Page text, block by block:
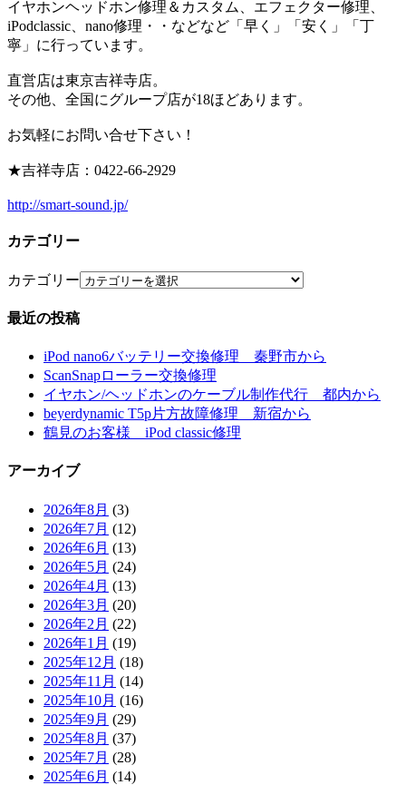
イヤホンヘッドホン修理＆カスタム、エフェクター修理、
iPodclassic、nano修理・・などなど「早く」「安く」「丁
寧」に行っています。
直営店は東京吉祥寺店。
その他、全国にグループ店が18ほどあります。
お気軽にお問い合せ下さい！
★吉祥寺店：0422-66-2929
http://smart-sound.jp/
カテゴリー
カテゴリー
最近の投稿
iPod nano6バッテリー交換修理 秦野市から
ScanSnapローラー交換修理
イヤホン/ヘッドホンのケーブル制作代行 都内から
beyerdynamic T5p片方故障修理 新宿から
鶴見のお客様 iPod classic修理
アーカイブ
2026年8月 (3)
2026年7月 (12)
2026年6月 (13)
2026年5月 (24)
2026年4月 (13)
2026年3月 (20)
2026年2月 (22)
2026年1月 (19)
2025年12月 (18)
2025年11月 (14)
2025年10月 (16)
2025年9月 (29)
2025年8月 (37)
2025年7月 (28)
2025年6月 (14)